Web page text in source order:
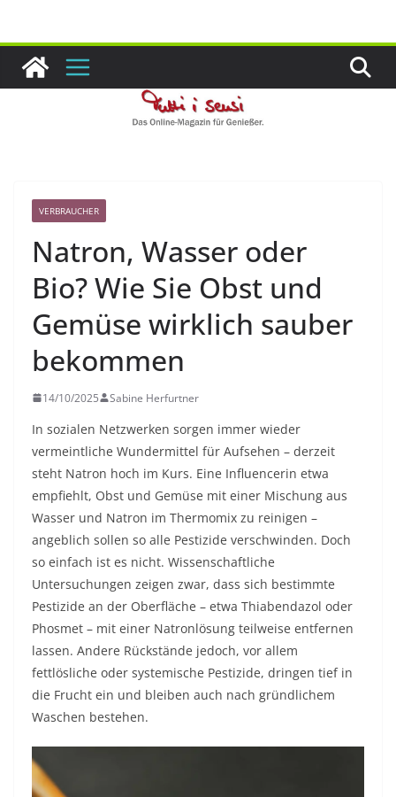
springen
VERBRAUCHER
Natron, Wasser oder
Bio? Wie Sie Obst und
Gemüse wirklich sauber
bekommen
14/10/2025 Sabine Herfurtner
In sozialen Netzwerken sorgen immer wieder
vermeintliche Wundermittel für Aufsehen – derzeit
steht Natron hoch im Kurs. Eine Influencerin etwa
empfiehlt, Obst und Gemüse mit einer Mischung aus
Wasser und Natron im Thermomix zu reinigen –
angeblich sollen so alle Pestizide verschwinden. Doch
so einfach ist es nicht. Wissenschaftliche
Untersuchungen zeigen zwar, dass sich bestimmte
Pestizide an der Oberfläche – etwa Thiabendazol oder
Phosmet – mit einer Natronlösung teilweise entfernen
lassen. Andere Rückstände jedoch, vor allem
fettlösliche oder systemische Pestizide, dringen tief in
die Frucht ein und bleiben auch nach gründlichem
Waschen bestehen.